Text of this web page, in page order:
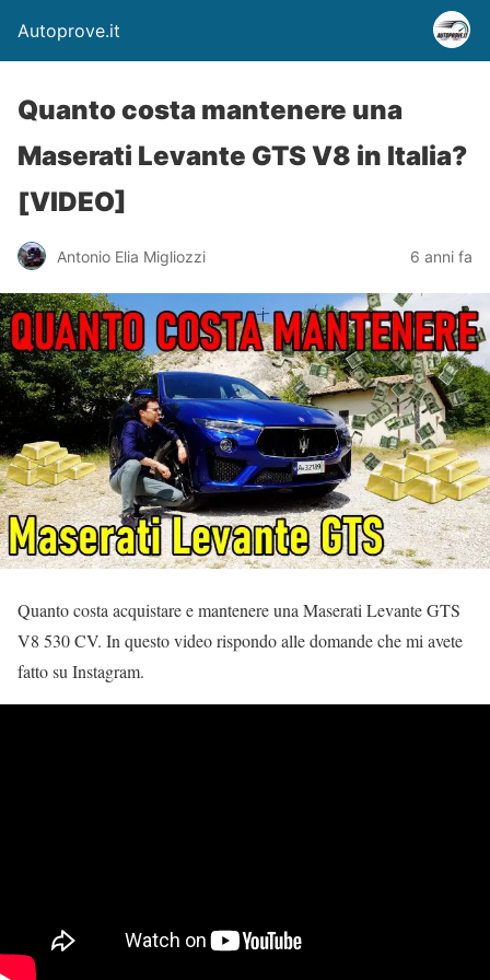
Autoprove.it
Quanto costa mantenere una
Maserati Levante GTS V8 in Italia?
[VIDEO]
Antonio Elia Migliozzi 6 anni fa
Quanto costa acquistare e mantenere una Maserati Levante GTS
V8 530 CV. In questo video rispondo alle domande che mi avete
fatto su Instagram.